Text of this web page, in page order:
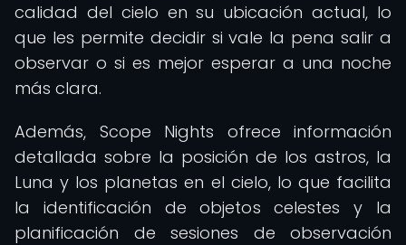
calidad del cielo en su ubicación actual, lo
que les permite decidir si vale la pena salir a
observar o si es mejor esperar a una noche
más clara.
Además, Scope Nights ofrece información
detallada sobre la posición de los astros, la
Luna y los planetas en el cielo, lo que facilita
la identificación de objetos celestes y la
planificación de sesiones de observación